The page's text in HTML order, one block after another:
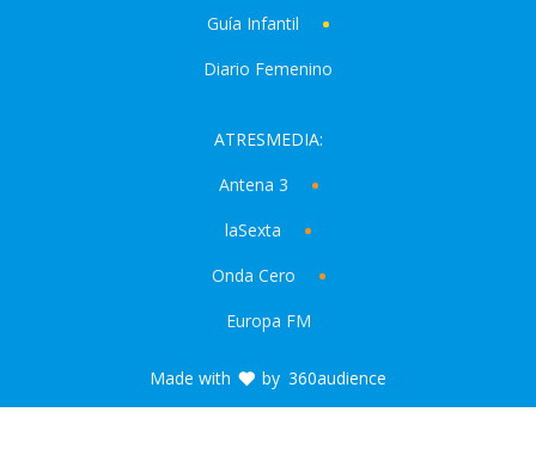
Guía Infantil
Diario Femenino
ATRESMEDIA:
Antena 3
laSexta
Onda Cero
Europa FM
Made with by 360audience